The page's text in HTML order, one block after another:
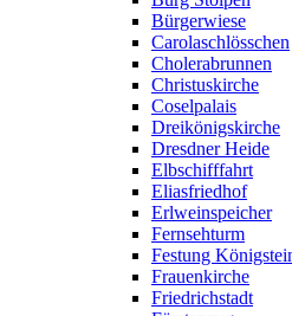
Bürgerwiese
Carolaschlösschen
Cholerabrunnen
Christuskirche
Coselpalais
Dreikönigskirche
Dresdner Heide
Elbschifffahrt
Eliasfriedhof
Erlweinspeicher
Fernsehturm
Festung
Frauenkirche
Friedrichstadt